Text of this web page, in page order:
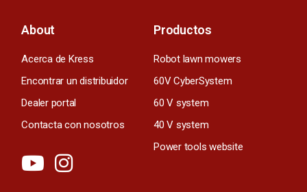
About
Acerca de Kress
Encontrar un distribuidor
Dealer portal
Contacta con nosotros
Productos
Robot lawn mowers
60V CyberSystem
60 V system
40 V system
Power tools website